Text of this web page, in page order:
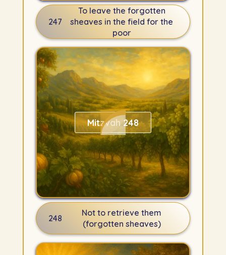
247
To leave the forgotten
sheaves in the field for the
poor
Mitzvah 248
248
Not to retrieve them
(forgotten sheaves)